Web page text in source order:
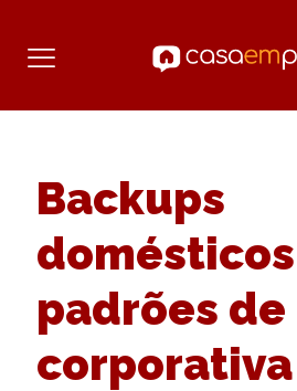
Backups
padrões de
corporativa